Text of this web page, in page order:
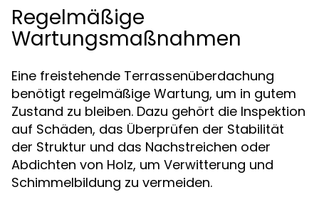
Regelmäßige
Wartungsmaßnahmen
Eine freistehende Terrassenüberdachung
benötigt regelmäßige Wartung, um in gutem
Zustand zu bleiben. Dazu gehört die Inspektion
auf Schäden, das Überprüfen der Stabilität
der Struktur und das Nachstreichen oder
Abdichten von Holz, um Verwitterung und
Schimmelbildung zu vermeiden.